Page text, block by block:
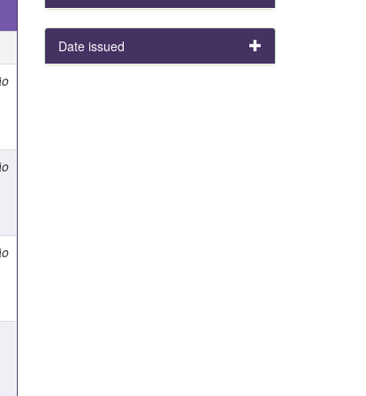
Date issued